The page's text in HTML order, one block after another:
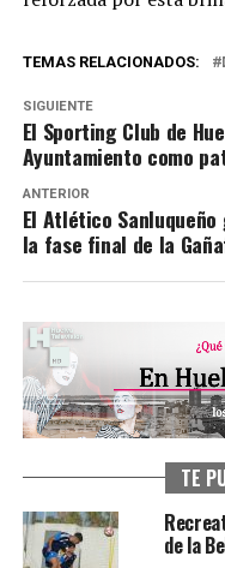
TEMAS RELACIONADOS:
SIGUIENTE
El Sporting Club de
Ayuntamiento como
ANTERIOR
El Atlético
la fase final de la
TE
de la